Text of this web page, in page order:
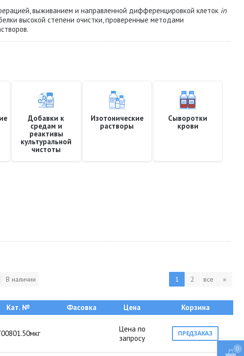
выживанием и направленной дифференцировкой клеток in
высокой степени очистки, проверенные методами
Добавки к
средам и
реактивы
культуральной
чистоты
Изотонические
растворы
Сыворотки
крови
В наличии 1 2 все »
Кат. № Фасовка Цена Корзина
Цена по
запросу
ПРЕДЗАКАЗ
0